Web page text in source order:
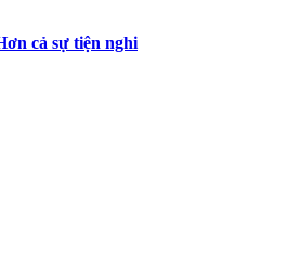
cả sự tiện nghi